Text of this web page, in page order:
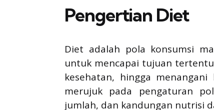
Pengertian Diet
Diet adalah pola konsumsi
untuk mencapai tujuan
kesehatan, hingga
merujuk pada pengaturan
jumlah, dan kandungan nutrisi